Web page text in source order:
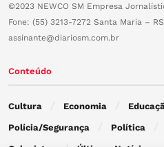
©2023 NEWCO SM Empresa
Fone: (55) 3213-7272 Santa Maria – RS
assinante@diariosm.com.br
Conteúdo
Cultura Economia
Polícia/Segurança Política